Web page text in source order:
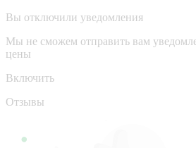
Вы отключили уведомления
Мы не сможем отправить вам
цены
Включить
Отзывы